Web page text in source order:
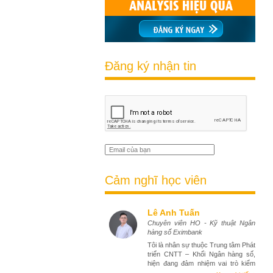
Đăng ký nhận tin
Cảm nghĩ học viên
Lê Anh Tuấn
Chuyên viên HO - Kỹ thuật Ngân
hàng số Eximbank
Tôi là nhân sự thuộc Trung tâm Phát
triển CNTT – Khối Ngân hàng số,
hiện đang đảm nhiệm vai trò kiểm